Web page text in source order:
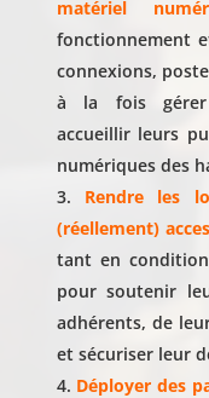
matériel
fonctionnement
connexions,
à la fois gérer
accueillir leurs
numériques des
Rendre les
(réellement)
tant en
pour soutenir
adhérents, de
et sécuriser leur
Déployer des